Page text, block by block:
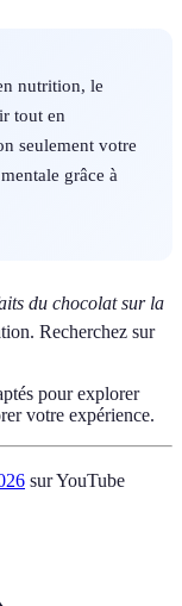
nutrition, le
tout en
seulement votre
grâce à
du chocolat sur la
Recherchez sur
pour explorer
votre expérience.
sur YouTube